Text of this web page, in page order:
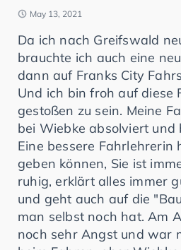
May 13, 2021
Da ich nach Greifswald
brauchte ich auch eine
dann auf Franks City
Und ich bin froh auf diese
gestoßen zu sein. Meine
bei Wiebke absolviert und
Eine bessere Fahrlehrerin
geben können, Sie ist
ruhig, erklärt alles immer
und geht auch auf die
man selbst noch hat. Am
noch sehr Angst und war